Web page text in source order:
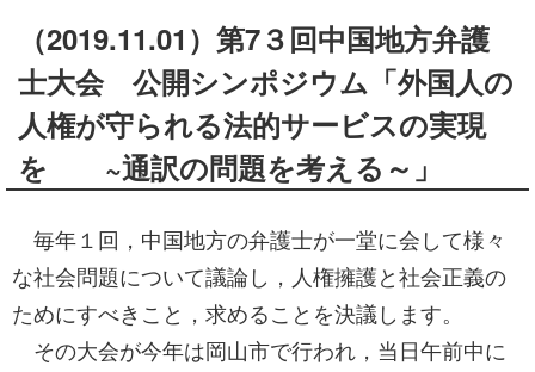
（2019.11.01）第7３回中国地方弁護
士大会 公開シンポジウム「外国人の
人権が守られる法的サービスの実現
を ~通訳の問題を考える～」
毎年１回，中国地方の弁護士が一堂に会して様々
な社会問題について議論し，人権擁護と社会正義の
ためにすべきこと，求めることを決議します。
その大会が今年は岡山市で行われ，当日午前中に